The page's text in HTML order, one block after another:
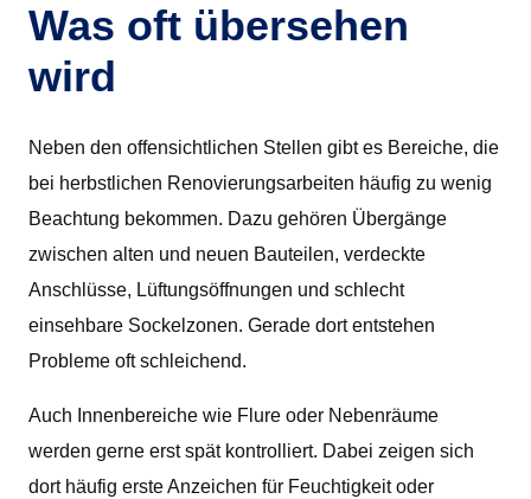
Was oft übersehen
wird
Neben den offensichtlichen Stellen gibt es Bereiche, die
bei herbstlichen Renovierungsarbeiten häufig zu wenig
Beachtung bekommen. Dazu gehören Übergänge
zwischen alten und neuen Bauteilen, verdeckte
Anschlüsse, Lüftungsöffnungen und schlecht
einsehbare Sockelzonen. Gerade dort entstehen
Probleme oft schleichend.
Auch Innenbereiche wie Flure oder Nebenräume
werden gerne erst spät kontrolliert. Dabei zeigen sich
dort häufig erste Anzeichen für Feuchtigkeit oder